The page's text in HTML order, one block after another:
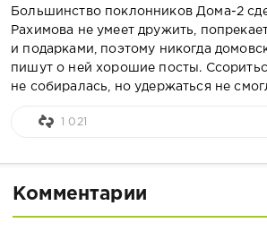
Большинство поклонников Дома-2
Рахимова не умеет дружить,
и подарками, поэтому никогда
пишут о ней хорошие посты.
не собиралась, но удержаться не
1 021
Комментарии